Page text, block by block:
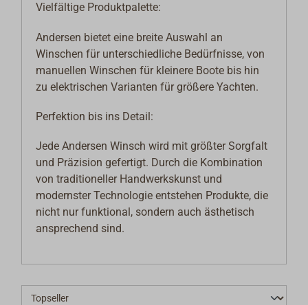
Vielfältige Produktpalette:
Andersen bietet eine breite Auswahl an
Winschen für unterschiedliche Bedürfnisse, von
manuellen Winschen für kleinere Boote bis hin
zu elektrischen Varianten für größere Yachten.
Perfektion bis ins Detail:
Jede Andersen Winsch wird mit größter Sorgfalt
und Präzision gefertigt. Durch die Kombination
von traditioneller Handwerkskunst und
modernster Technologie entstehen Produkte, die
nicht nur funktional, sondern auch ästhetisch
ansprechend sind.